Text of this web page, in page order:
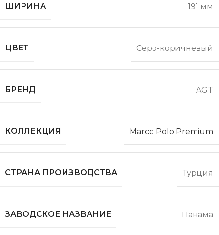
ШИРИНА 191 мм
ЦВЕТ Серо-коричневый
БРЕНД AGT
КОЛЛЕКЦИЯ Marco Polo Premium
СТРАНА ПРОИЗВОДСТВА Турция
ЗАВОДСКОЕ НАЗВАНИЕ Панама